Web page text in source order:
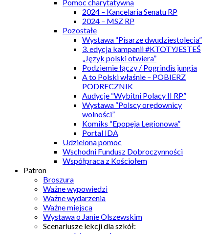
Pomoc charytatywna
2024 – Kancelaria Senatu RP
2024 – MSZ RP
Pozostałe
Wystawa “Pisarze dwudziestolecia”
3. edycja kampanii #KTOTYJESTEŚ
„Język polski otwiera”
Podziemie łączy / Pogrindis jungia
A to Polski właśnie – POBIERZ
PODRECZNIK
Audycje “Wybitni Polacy II RP”
Wystawa “Polscy orędownicy
wolności”
Komiks “Epopeja Legionowa”
Portal IDA
Udzielona pomoc
Wschodni Fundusz Dobroczynności
Współpraca z Kościołem
Patron
Broszura
Ważne wypowiedzi
Ważne wydarzenia
Ważne miejsca
Wystawa o Janie Olszewskim
Scenariusze lekcji dla szkół: